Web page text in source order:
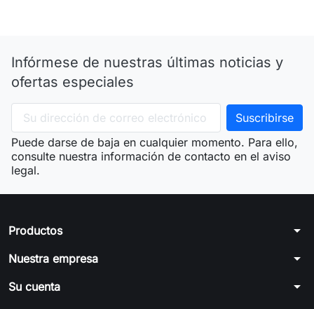
Infórmese de nuestras últimas noticias y
ofertas especiales
Puede darse de baja en cualquier momento. Para ello,
consulte nuestra información de contacto en el aviso
legal.
Productos arrow_drop_down
Nuestra empresa arrow_drop_down
Su cuenta arrow_drop_down